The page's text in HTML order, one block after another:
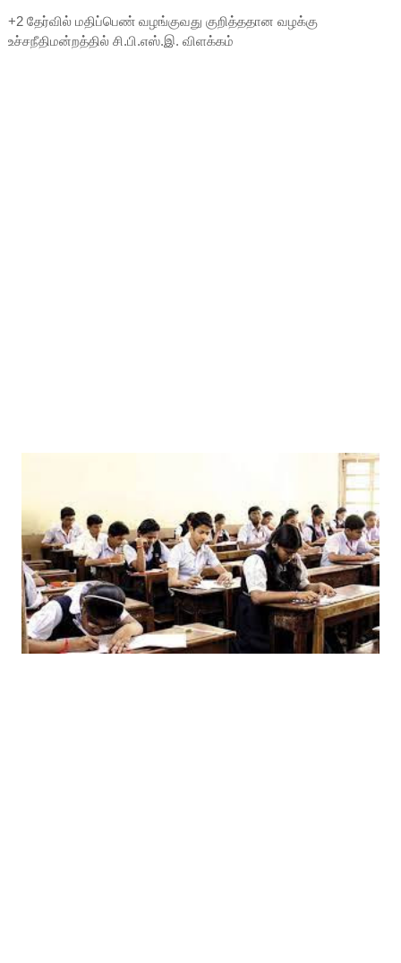
+2 தேர்வில் மதிப்பெண் வழங்குவது குறித்ததான வழக்கு
உச்சநீதிமன்றத்தில் சி.பி.எஸ்.இ. விளக்கம்